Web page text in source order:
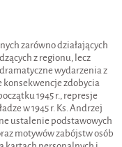
zarówno działających
z regionu, lecz
wydarzenia z
konsekwencje zdobycia
1945 r., represje
w 1945 r. Ks. Andrzej
ustalenie podstawowych
motywów zabójstw osób